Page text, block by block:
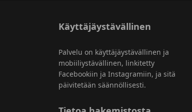
Käyttäjäystävällinen
Palvelu on käyttäjäystävällinen ja
mobiiliystävällinen, linkitetty
Facebookiin ja Instagramiin, ja sitä
päivitetään säännöllisesti.